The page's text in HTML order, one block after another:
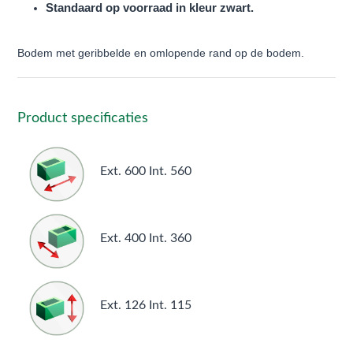
Standaard op voorraad in kleur zwart.
Bodem met geribbelde en omlopende rand op de bodem.
Product specificaties
Ext. 600 Int. 560
Ext. 400 Int. 360
Ext. 126 Int. 115